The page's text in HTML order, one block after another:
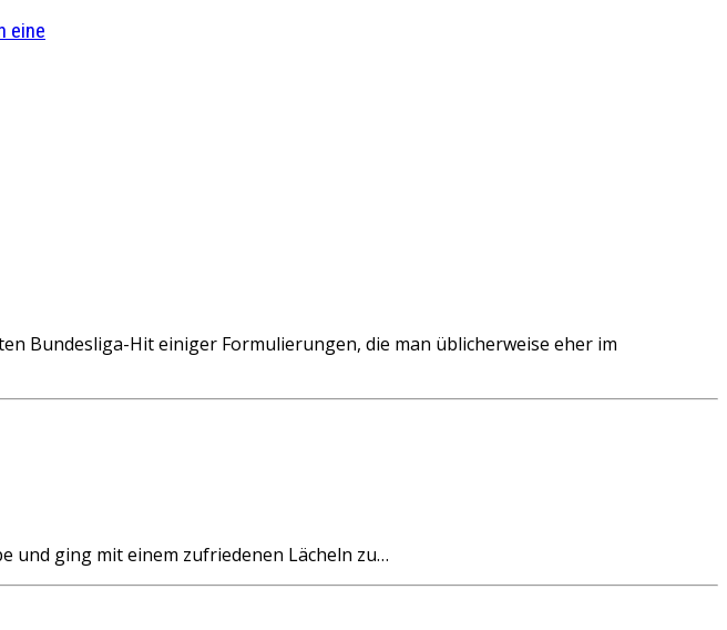
eine
Bundesliga-Hit einiger Formulierungen, die man üblicherweise eher im
und ging mit einem zufriedenen Lächeln zu…